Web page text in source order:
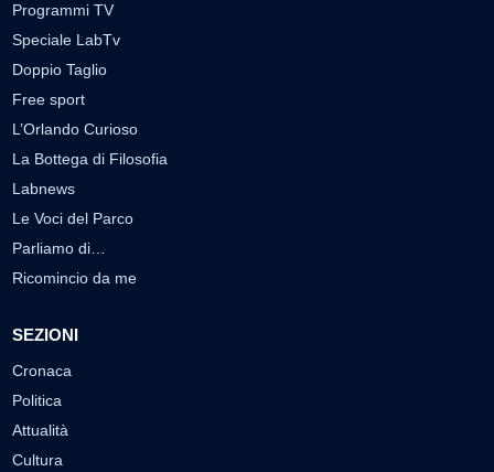
Programmi TV
Speciale LabTv
Doppio Taglio
Free sport
L’Orlando Curioso
La Bottega di Filosofia
Labnews
Le Voci del Parco
Parliamo di…
Ricomincio da me
SEZIONI
Cronaca
Politica
Attualità
Cultura